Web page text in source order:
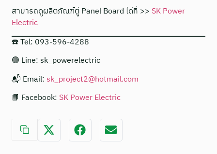
สามารถดูผลิตภัณฑ์ตู้ Panel Board ได้ที่ >> SK Power
Electric
☎️ Tel: 093-596-4288
🟢 Line: sk_powerelectric
📬 Email:sk_project2@hotmail.com
📘 Facebook: SK Power Electric